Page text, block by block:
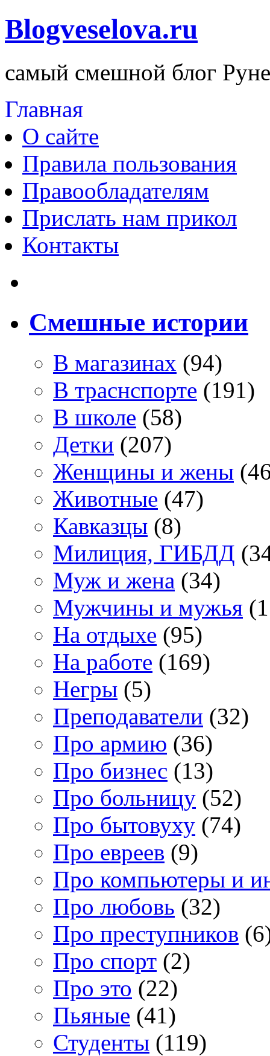
Blogveselova.ru
самый смешной блог
Главная
О сайте
Правила пользования
Правообладателям
Прислать нам прикол
Контакты
Смешные истории
В магазинах (94)
В траснспорте (191)
В школе (58)
Детки (207)
Женщины и жены
Животные (47)
Кавказцы (8)
Милиция, ГИБДД
Муж и жена (34)
Мужчины и мужья
На отдыхе (95)
На работе (169)
Негры (5)
Преподаватели (32)
Про армию (36)
Про бизнес (13)
Про больницу (52)
Про бытовуху (74)
Про евреев (9)
Про компьютеры и
Про любовь (32)
Про преступников
Про спорт (2)
Про это (22)
Пьяные (41)
Студенты (119)